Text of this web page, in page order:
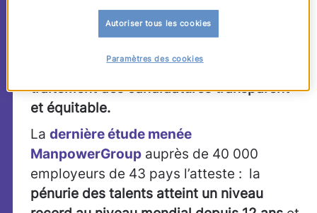
sur certains profils et certains postes, les
professionnels RH doivent repenser leur
de gains d’efficacité mais aussi d’un
traitement des candidatures transparent
et équitable.
La dernière étude menée
ManpowerGroup auprès de 40 000
employeurs de 43 pays l’atteste : la
pénurie des talents atteint un niveau
Autoriser tous les cookies
Paramètres des cookies